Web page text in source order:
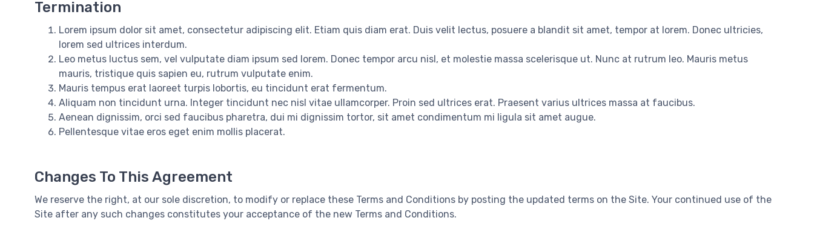
Termination
Lorem ipsum dolor sit amet, consectetur adipiscing elit. Etiam quis diam erat. Duis velit lectus, posuere a blandit sit amet, tempor at lorem. Donec ultricies,
lorem sed ultrices interdum.
Leo metus luctus sem, vel vulputate diam ipsum sed lorem. Donec tempor arcu nisl, et molestie massa scelerisque ut. Nunc at rutrum leo. Mauris metus
mauris, tristique quis sapien eu, rutrum vulputate enim.
Mauris tempus erat laoreet turpis lobortis, eu tincidunt erat fermentum.
Aliquam non tincidunt urna. Integer tincidunt nec nisl vitae ullamcorper. Proin sed ultrices erat. Praesent varius ultrices massa at faucibus.
Aenean dignissim, orci sed faucibus pharetra, dui mi dignissim tortor, sit amet condimentum mi ligula sit amet augue.
Pellentesque vitae eros eget enim mollis placerat.
Changes To This Agreement
We reserve the right, at our sole discretion, to modify or replace these Terms and Conditions by posting the updated terms on the Site. Your continued use of the
Site after any such changes constitutes your acceptance of the new Terms and Conditions.